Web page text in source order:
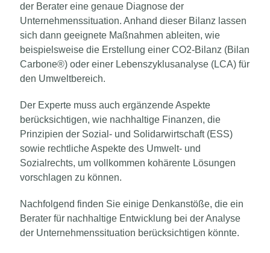
der Berater eine genaue Diagnose der
Unternehmenssituation. Anhand dieser Bilanz lassen
sich dann geeignete Maßnahmen ableiten, wie
beispielsweise die Erstellung einer CO2-Bilanz (Bilan
Carbone®) oder einer Lebenszyklusanalyse (LCA) für
den Umweltbereich.
Der Experte muss auch ergänzende Aspekte
berücksichtigen, wie nachhaltige Finanzen, die
Prinzipien der Sozial- und Solidarwirtschaft (ESS)
sowie rechtliche Aspekte des Umwelt- und
Sozialrechts, um vollkommen kohärente Lösungen
vorschlagen zu können.
Nachfolgend finden Sie einige Denkanstöße, die ein
Berater für nachhaltige Entwicklung bei der Analyse
der Unternehmenssituation berücksichtigen könnte.